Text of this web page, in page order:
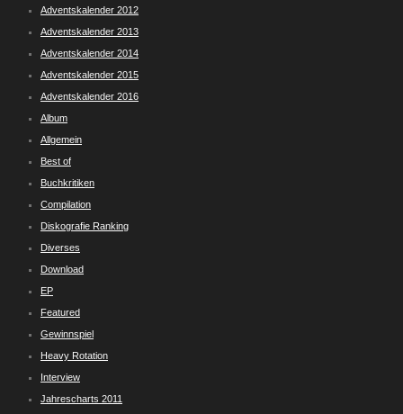
Adventskalender 2012
Adventskalender 2013
Adventskalender 2014
Adventskalender 2015
Adventskalender 2016
Album
Allgemein
Best of
Buchkritiken
Compilation
Diskografie Ranking
Diverses
Download
EP
Featured
Gewinnspiel
Heavy Rotation
Interview
Jahrescharts 2011